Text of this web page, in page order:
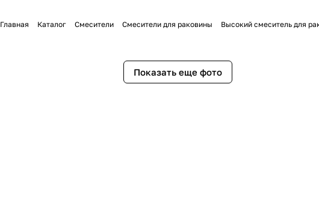
Главная Каталог Смесители Смесители для раковины Высокий смеситель для
Показать еще фото